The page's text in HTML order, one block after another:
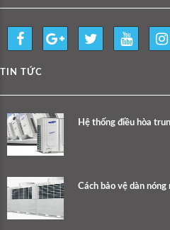
TIN TỨC
Hệ thống điều hòa
Cách bảo vệ dàn